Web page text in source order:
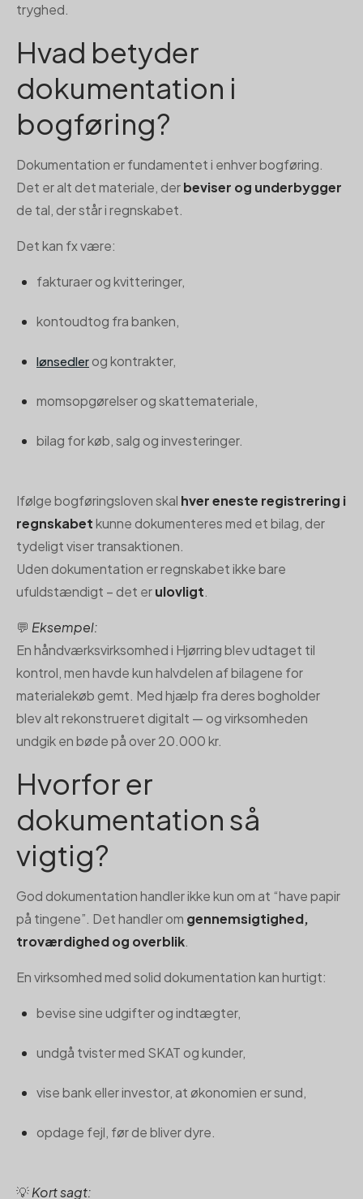
tryghed.
Hvad betyder
dokumentation i
bogføring?
Dokumentation er fundamentet i enhver bogføring.
Det er alt det materiale, derbeviser og underbygger
de tal, der står i regnskabet.
Det kan fx være:
fakturaer og kvitteringer,
kontoudtog fra banken,
lønsedlerog kontrakter,
momsopgørelser og skattemateriale,
bilag for køb, salg og investeringer.
Ifølge bogføringsloven skal hver eneste registrering i
regnskabetkunne dokumenteres med et bilag, der
tydeligt viser transaktionen.
Uden dokumentation er regnskabet ikke bare
ufuldstændigt – det erulovligt.
💬 Eksempel:
En håndværksvirksomhed i Hjørring blev udtaget til
kontrol, men havde kun halvdelen af bilagene for
materialekøb gemt. Med hjælp fra deres bogholder
blev alt rekonstrueret digitalt — og virksomheden
undgik en bøde på over 20.000 kr.
Hvorfor er
dokumentation så
vigtig?
God dokumentation handler ikke kun om at “have papir
på tingene”. Det handler om gennemsigtighed,
troværdighed og overblik.
En virksomhed med solid dokumentation kan hurtigt:
bevise sine udgifter og indtægter,
undgå tvister med SKAT og kunder,
vise bank eller investor, at økonomien er sund,
opdage fejl, før de bliver dyre.
💡Kort sagt: